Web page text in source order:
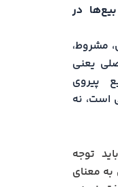
در
مشروط،
یعنی
پیروی
است، نه
توجه
معنای